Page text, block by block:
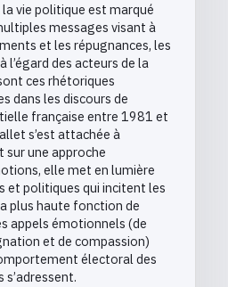
vie politique est marqué
messages visant à
et les répugnances, les
l’égard des acteurs de la
ces rhétoriques
dans les discours de
française entre 1981 et
s’est attachée à
sur une approche
elle met en lumière
et politiques qui incitent les
plus haute fonction de
appels émotionnels (de
et de compassion)
électoral des
s’adressent.